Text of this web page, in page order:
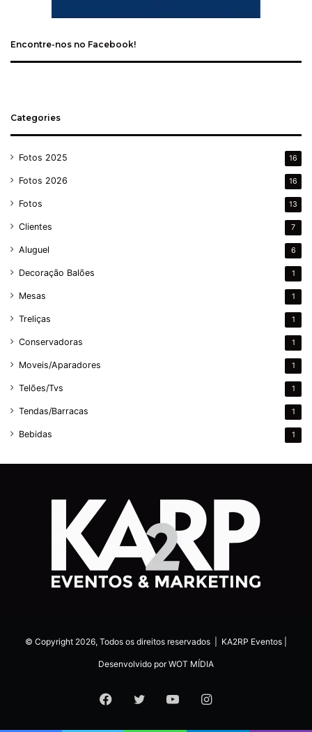
Encontre-nos no Facebook!
Categories
Fotos 2025 16
Fotos 2026 16
Fotos 13
Clientes 7
Aluguel 6
Decoração Balões 1
Mesas 1
Treliças 1
Conservadoras 1
Moveis/Aparadores 1
Telões/Tvs 1
Tendas/Barracas 1
Bebidas 1
© Copyright 2026, Todos os direitos reservados | KA2RP Eventos
Desenvolvido porWOT MÍDIA
Facebook
Twitter YouTubeInstagram